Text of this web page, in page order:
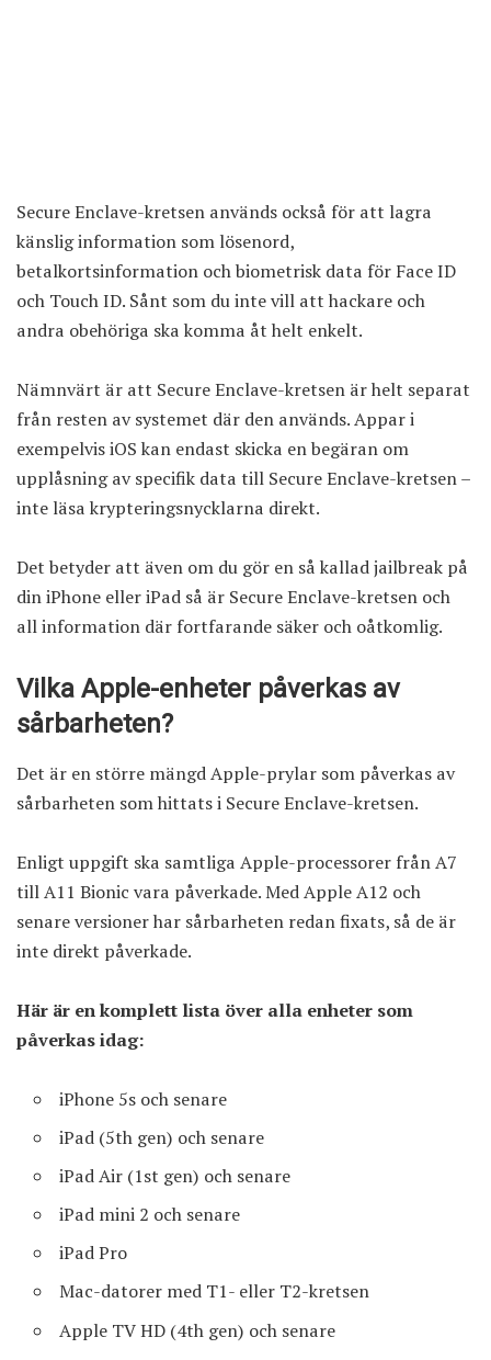
Secure Enclave-kretsen används också för att lagra
känslig information som lösenord,
betalkortsinformation och biometrisk data för Face ID
och Touch ID. Sånt som du inte vill att hackare och
andra obehöriga ska komma åt helt enkelt.
Nämnvärt är att Secure Enclave-kretsen är helt separat
från resten av systemet där den används. Appar i
exempelvis iOS kan endast skicka en begäran om
upplåsning av specifik data till Secure Enclave-kretsen –
inte läsa krypteringsnycklarna direkt.
Det betyder att även om du gör en så kallad jailbreak på
din iPhone eller iPad så är Secure Enclave-kretsen och
all information där fortfarande säker och oåtkomlig.
Vilka Apple-enheter påverkas av
sårbarheten?
Det är en större mängd Apple-prylar som påverkas av
sårbarheten som hittats i Secure Enclave-kretsen.
Enligt uppgift ska samtliga Apple-processorer från A7
till A11 Bionic vara påverkade. Med Apple A12 och
senare versioner har sårbarheten redan fixats, så de är
inte direkt påverkade.
Här är en komplett lista över alla enheter som
påverkas idag:
iPhone 5s och senare
iPad (5th gen) och senare
iPad Air (1st gen) och senare
iPad mini 2 och senare
iPad Pro
Mac-datorer med T1- eller T2-kretsen
Apple TV HD (4th gen) och senare